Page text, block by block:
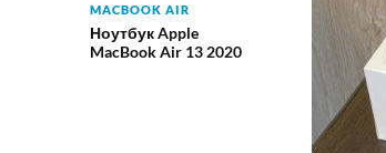
MACBOOK AIR
Ноутбук Apple
MacBook Air 13 2020